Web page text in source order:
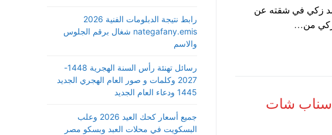
زكي في شقته عن
سناب شات
رابط نتيجة الدبلومات الفنية 2026
nategafany.emis شغال برقم الجلوس
والاسم
رسائل تهنئة رأس السنة الهجرية 1448-
2027 وكلمات و صور العام الهجري الجديد
1445 ودعاء العام الجديد
جميع أسعار كحك العيد 2026 وعلب
البسكويت في محلات العبد وبسكو مصر